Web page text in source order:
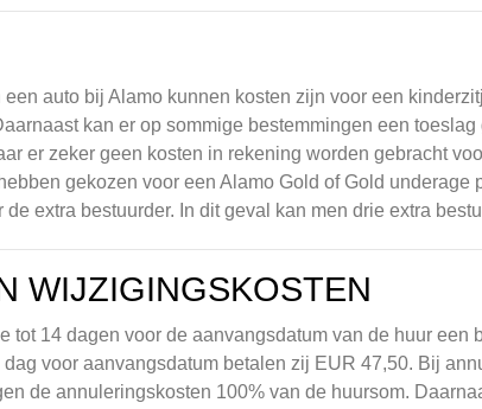
auto bij Alamo kunnen kosten zijn voor een
kan er op sommige bestemmingen een toeslag
er zeker geen kosten in rekening worden gebracht
gekozen voor een Alamo Gold of Gold underage
extra bestuurder. In dit geval kan men drie extra
WIJZIGINGSKOSTEN
tot 14 dagen voor de aanvangsdatum van de huur een
voor aanvangsdatum betalen zij EUR 47,50. Bij
de annuleringskosten 100% van de huursom.